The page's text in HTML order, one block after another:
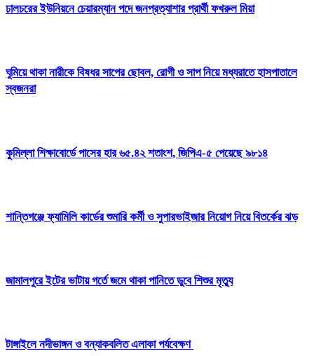
ঢালচরের ইউনিয়নে চেয়ারম্যান পদে জনপ্রত্যাশার প্রার্থী ফখরুল মিয়া
ঘুমিয়ে থাকা নারীকে বিষধর সাপের ছোবল, রোগী ও সাপ নিয়ে মধ্যরাতে হাসপাতালে
স্বজনরা
কুমিল্লা শিক্ষাবোর্ডে পাসের হার ৬৫.৪২ শতাংশ, জিপিএ-৫ পেয়েছে ৯৮১৪
শান্তিগঞ্জে ফ্যামিলি কার্ডের শুমারি কর্মী ও সুপারভাইজার নিয়োগ নিয়ে বিতর্কের ঝড়
জামালপুরে ইটের ভাটায় গর্তে জমে থাকা পানিতে ডুবে শিশুর মৃত্যু
টাঙ্গাইলে নদীভাঙ্গন ও বন্যাকবলিত এলাকা পর্যবেক্ষণ